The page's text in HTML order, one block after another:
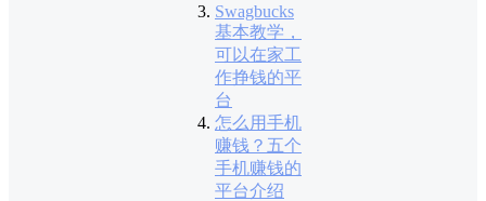
Swagbucks
基本教学，
可以在家工
作挣钱的平
台
怎么用手机
赚钱？五个
手机赚钱的
平台介绍